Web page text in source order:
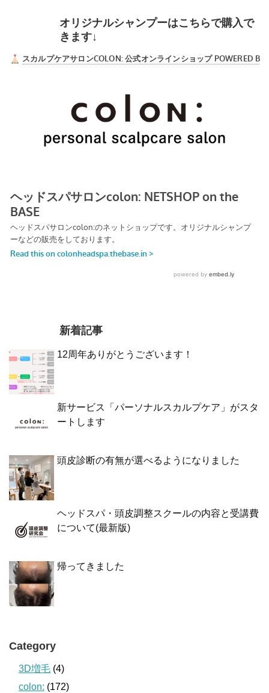
オリジナルシャンプーはこちらで購入で
きます↓
新着記事
12周年ありがとうございます！
新サービス「パーソナルスカルプケア」がスタ
ートします
頭皮診断の有無が選べるようになりました
ヘッドスパ・頭皮調整スクールの内容と受講費
について(最新版)
帰ってきました
Category
3D増毛 (4)
colon: (172)